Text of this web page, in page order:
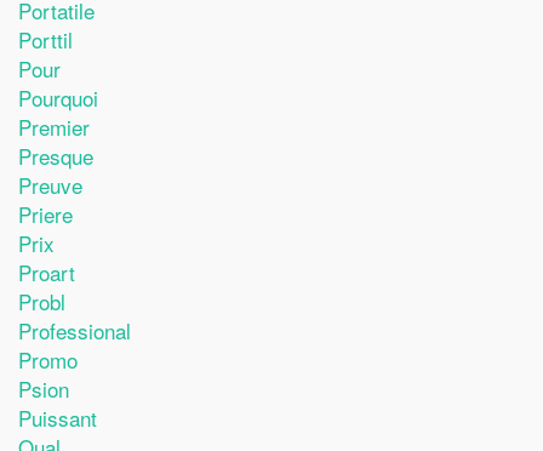
Portatile
Porttil
Pour
Pourquoi
Premier
Presque
Preuve
Priere
Prix
Proart
Probl
Professional
Promo
Psion
Puissant